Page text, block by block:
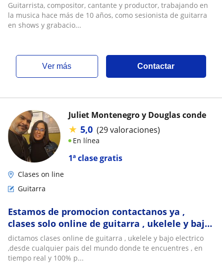
Guitarrista, compositor, cantante y productor, trabajando en
la musica hace más de 10 años, como sesionista de guitarra
en shows y grabacio...
ver más Contactar
1ª clase gratis
Juliet Montenegro y Douglas conde
★ 5,0 (29 valoraciones)
En línea
Clases on line
Guitarra
Estamos de promocion contactanos ya ,
clases solo online de guitarra , ukelele y bajo
electrico, método dinámico en tiempo real y
personalizado
dictamos clases online de guitarra , ukelele y bajo electrico
,desde cualquier pais del mundo donde te encuentres , en
tiempo real y 100% p...